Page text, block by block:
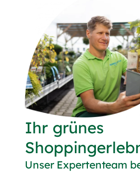
Ihr grünes
Unser Expertenteam